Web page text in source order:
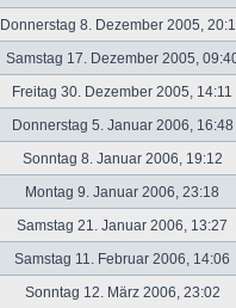
Donnerstag 8. Dezember 2005,
Samstag 17. Dezember 2005,
Freitag 30. Dezember 2005, 14:11
Donnerstag 5. Januar 2006, 16:48
Sonntag 8. Januar 2006, 19:12
Montag 9. Januar 2006, 23:18
Samstag 21. Januar 2006, 13:27
Samstag 11. Februar 2006, 14:06
Sonntag 12. März 2006, 23:02